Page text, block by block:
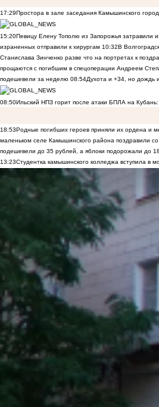
17:29Простора в зале заседания Камышинского
15:20Певицу Елену Тополю из Запорожья затравили
израненных отправили к хирургам 10:32В
Станислава Зинченко разве что на портретах к
прощаются с погибшим в спецоперации Андреем
подешевели за неделю 08:54Духота и +34, но дождь
08:50Ильский НПЗ горит после атаки БПЛА на
18:53Родные погибших героев приняли их ордена и
маленьком селе Камышинского района поздравили
подешевели до 35 рублей, а яблоки подорожали до
13:23Студентка камышинского колледжа вступила в